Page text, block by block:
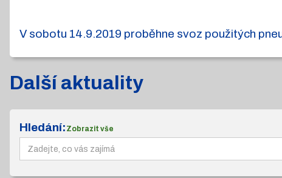
V sobotu 14.9.2019 proběhne svoz použitých
Další aktuality
Hledání: Zobrazit vše